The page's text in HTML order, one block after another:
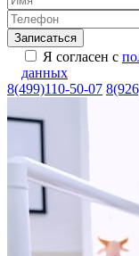
Я согласен с
данных
8(499)110-50-07